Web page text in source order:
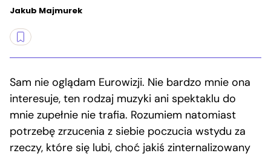
Jakub Majmurek
Sam nie oglądam Eurowizji. Nie bardzo mnie ona
interesuje, ten rodzaj muzyki ani spektaklu do
mnie zupełnie nie trafia. Rozumiem natomiast
potrzebę zrzucenia z siebie poczucia wstydu za
rzeczy, które się lubi, choć jakiś zinternalizowany